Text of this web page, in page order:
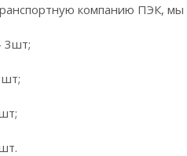
компанию ПЭК,
3шт;